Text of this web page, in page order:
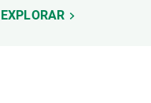
EXPLORAR